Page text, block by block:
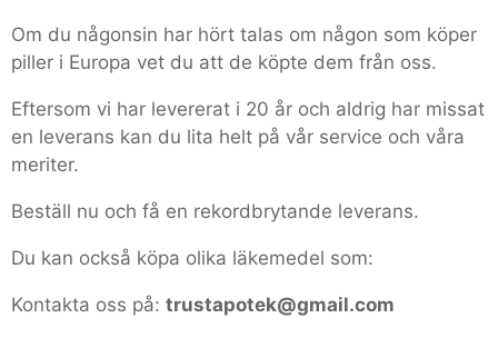
Om du någonsin har hört talas om någon som köper
piller i Europa vet du att de köpte dem från oss.
Eftersom vi har levererat i 20 år och aldrig har missat
en leverans kan du lita helt på vår service och våra
meriter.
Beställ nu och få en rekordbrytande leverans.
Du kan också köpa olika läkemedel som:
Kontakta oss på: trustapotek@gmail.com